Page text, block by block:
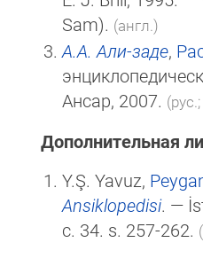
Sam). (англ.)
А.А. Али-заде,
Ансар, 2007.
Дополнительная
Y.Ş. Yavuz,
Ansiklopedisi. —
c. 34. s. 257-262.